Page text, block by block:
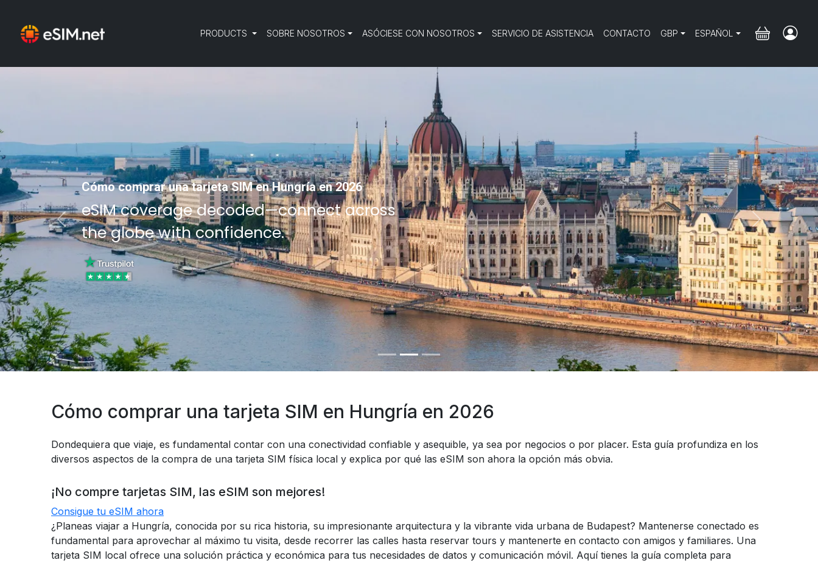
PRODUCTS SOBRE NOSOTROS ASÓCIESE CON NOSOTROS SERVICIO DE ASISTENCIA CONTACTO GBP ESPAÑOL
Cómo comprar una tarjeta SIM en Hungría en 2026
eSIM coverage decoded—connect across
the globe with confidence.
Previous Next
Cómo comprar una tarjeta SIM en Hungría en 2026
Dondequiera que viaje, es fundamental contar con una conectividad confiable y asequible, ya sea por negocios o por placer. Esta guía profundiza en los
diversos aspectos de la compra de una tarjeta SIM física local y explica por qué las eSIM son ahora la opción más obvia.
¡No compre tarjetas SIM, las eSIM son mejores!
Consigue tu eSIM ahora
¿Planeas viajar a Hungría, conocida por su rica historia, su impresionante arquitectura y la vibrante vida urbana de Budapest? Mantenerse conectado es
fundamental para aprovechar al máximo tu visita, desde recorrer las calles hasta reservar tours y mantenerte en contacto con amigos y familiares. Una
tarjeta SIM local ofrece una solución práctica y económica para tus necesidades de datos y comunicación móvil. Aquí tienes la guía completa para